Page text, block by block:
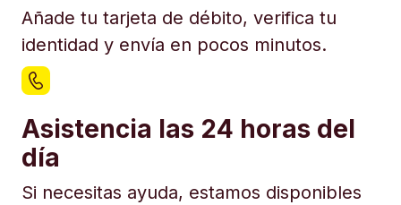
Añade tu tarjeta de débito, verifica tu
identidad y envía en pocos minutos.
Asistencia las 24 horas del
día
Si necesitas ayuda, estamos disponibles